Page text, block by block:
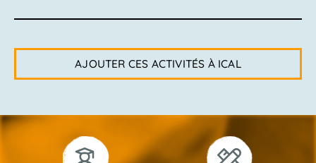
AJOUTER CES ACTIVITÉS À ICAL